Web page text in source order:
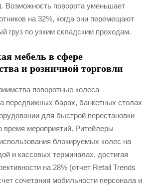
Возможность поворота уменьшает
на 32%, когда они перемещают
груз по узким складским проходам.
мебель в сфере
и розничной торговли
поворотные колеса
передвижных барах, банкетных столах
для быстрой перестановки
время мероприятий. Ритейлеры
блокируемых колес на
и кассовых терминалах, достигая
на 28% (отчет Retail Trends
сочетания мобильности персонала и